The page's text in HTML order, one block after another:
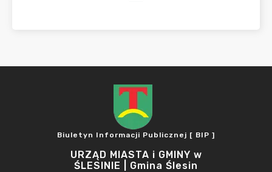
Biuletyn Informacji Publicznej [ BIP ]
URZĄD MIASTA i GMINY w
ŚLESINIE | Gmina Ślesin